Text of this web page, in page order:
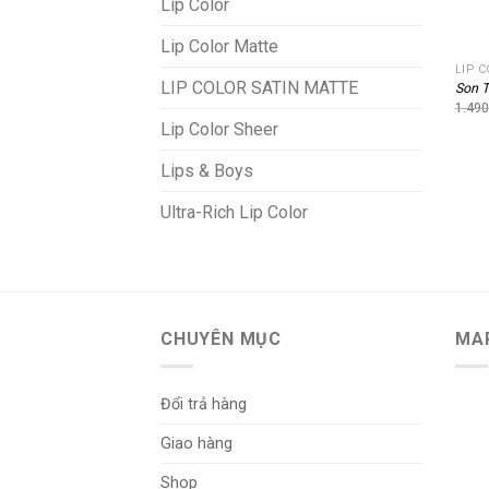
Lip Color
Lip Color Matte
LIP COLOR SATIN MATTE
Lip Color Sheer
Lips & Boys
Ultra-Rich Lip Color
LIP
Son
CHUYÊN MỤC
Đổi trả hàng
Giao hàng
Shop